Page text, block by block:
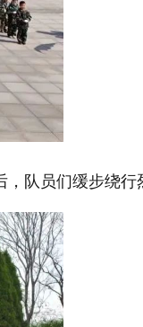
队员们缓步绕行